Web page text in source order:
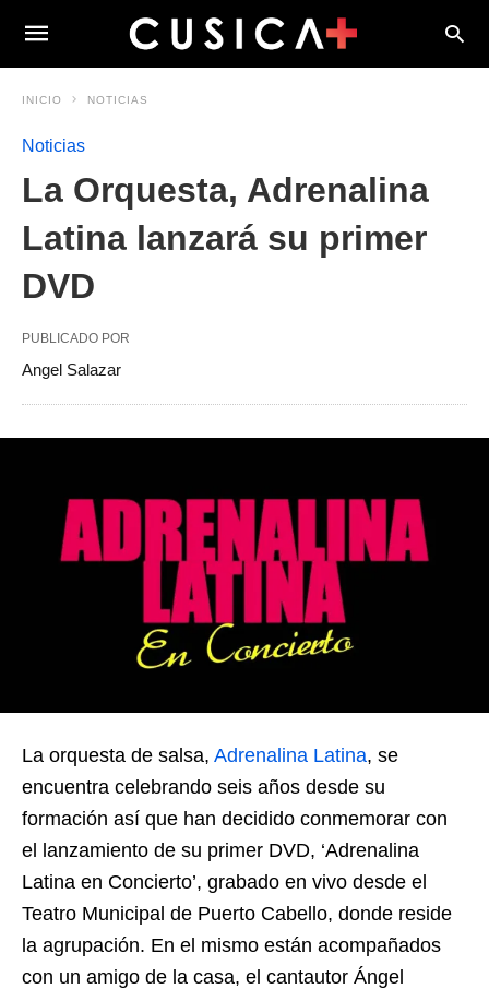
INICIO NOTICIAS
Noticias
La Orquesta, Adrenalina
Latina lanzará su primer
DVD
PUBLICADO POR
Angel Salazar
La orquesta de salsa, Adrenalina Latina, se
encuentra celebrando seis años desde su
formación así que han decidido conmemorar con
el lanzamiento de su primer DVD, ‘Adrenalina
Latina en Concierto’, grabado en vivo desde el
Teatro Municipal de Puerto Cabello, donde reside
la agrupación. En el mismo están acompañados
con un amigo de la casa, el cantautor Ángel